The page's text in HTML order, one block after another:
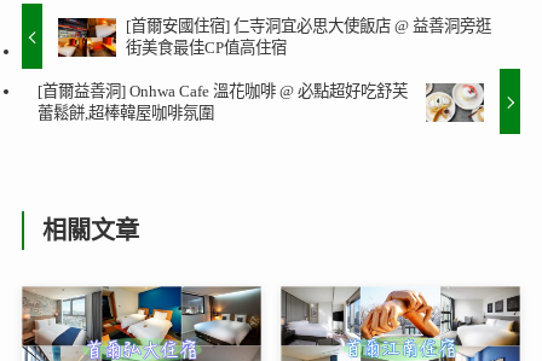
[首爾安國住宿] 仁寺洞宜必思大使飯店 @ 益善洞旁逛
街美食最佳CP值高住宿
[首爾益善洞] Onhwa Cafe 溫花咖啡 @ 必點超好吃舒芙
蕾鬆餅,超棒韓屋咖啡氛圍
相關文章